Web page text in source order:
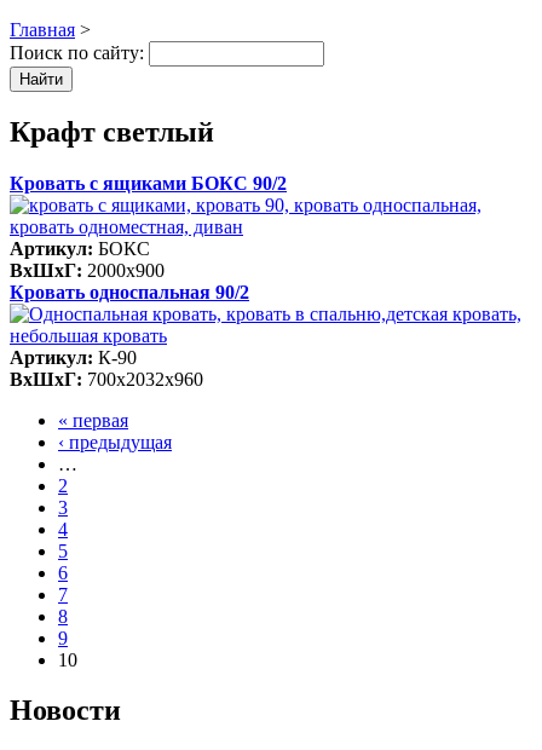
Главная >
Поиск по сайту:
Крафт светлый
Кровать с ящиками БОКС 90/2
Артикул: БОКС
ВхШхГ: 2000х900
Кровать односпальная 90/2
Артикул: К-90
ВхШхГ: 700х2032х960
« первая
‹ предыдущая
…
2
3
4
5
6
7
8
9
10
Новости